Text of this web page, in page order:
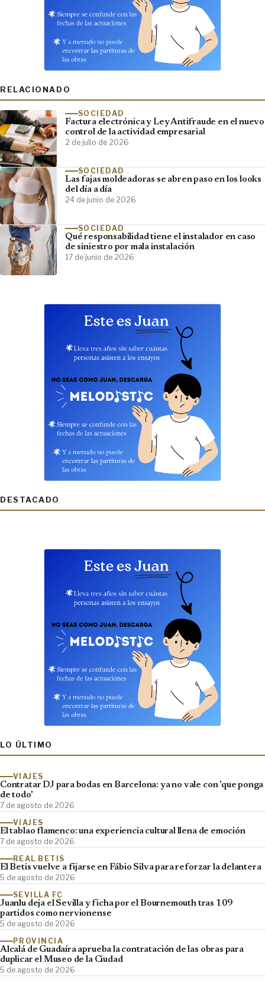
RELACIONADO
SOCIEDAD
Factura electrónica y Ley Antifraude en el nuevo
control de la actividad empresarial
2 de julio de 2026
SOCIEDAD
Las fajas moldeadoras se abren paso en los looks
del día a día
24 de junio de 2026
SOCIEDAD
Qué responsabilidad tiene el instalador en caso
de siniestro por mala instalación
17 de junio de 2026
DESTACADO
LO ÚLTIMO
VIAJES
Contratar DJ para bodas en Barcelona: ya no vale con 'que ponga
de todo'
7 de agosto de 2026
VIAJES
El tablao flamenco: una experiencia cultural llena de emoción
7 de agosto de 2026
REAL BETIS
El Betis vuelve a fijarse en Fábio Silva para reforzar la delantera
5 de agosto de 2026
SEVILLA FC
Juanlu deja el Sevilla y ficha por el Bournemouth tras 109
partidos como nervionense
5 de agosto de 2026
PROVINCIA
Alcalá de Guadaíra aprueba la contratación de las obras para
duplicar el Museo de la Ciudad
5 de agosto de 2026